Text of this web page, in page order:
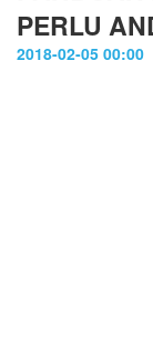
PERLU
2018-02-05 00:00